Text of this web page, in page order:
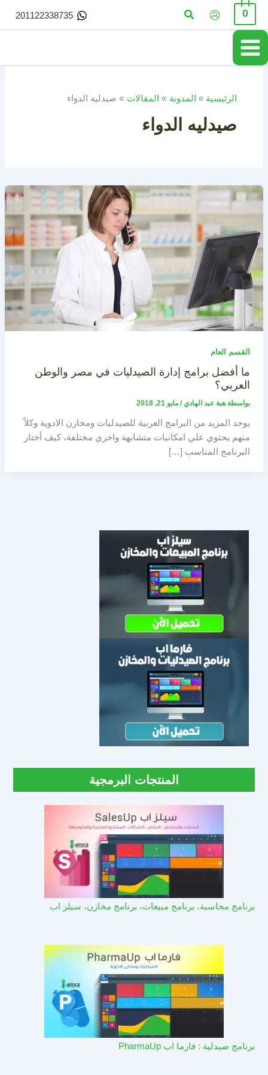
تخطي
المحتوى
0 البحث 201122338735
الرئيسية المدونة المقالات صيدليه الدواء
صيدليه الدواء
القسم العام
ما أفضل برامج إدارة الصيدليات في مصر والوطن
العربي؟
بواسطة هبة عبد الهادي/ مايو 21, 2018
يوجد المزيد من البرامج العربية للصيدليات ومخازن الادوية وكلاً
منهم يحتوي علي امكانيات متشابهة واخري مختلفة، كيف أختار
البرنامج المناسب […]
المنتجات البرمجية
برنامج محاسبة، برنامج مبيعات، برنامج مخازن، سيلز اب
برنامج صيدلية : فارما اب PharmaUp​